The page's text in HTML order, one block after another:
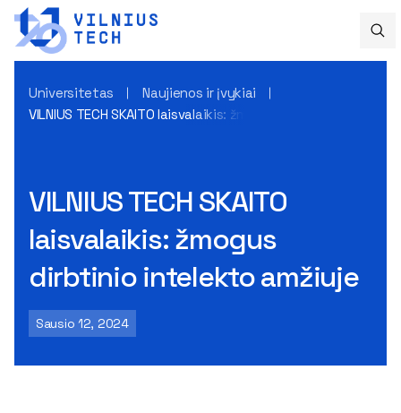
Universitetas
Naujienos ir įvykiai
VILNIUS TECH SKAITO laisvalaikis: žmogus dirbtinio intelekto
VILNIUS TECH SKAITO
laisvalaikis: žmogus
dirbtinio intelekto amžiuje
Sausio 12, 2024